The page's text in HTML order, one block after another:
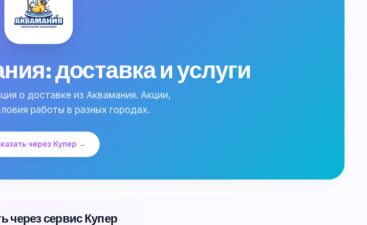
доставка и услуги
о доставке из Аквамания. Акции,
работы в разных городах.
через Купер →
через сервис Купер